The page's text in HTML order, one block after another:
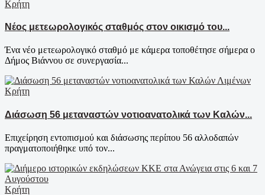
Κρήτη
Νέος μετεωρολογικός σταθμός στον οικισμό του...
Ένα νέο μετεωρολογικό σταθμό με κάμερα τοποθέτησε σήμερα ο
Δήμος Βιάννου σε συνεργασία...
Κρήτη
Διάσωση 56 μεταναστών νοτιοανατολικά των Καλών...
Επιχείρηση εντοπισμού και διάσωσης περίπου 56 αλλοδαπών
πραγματοποιήθηκε υπό τον...
Κρήτη